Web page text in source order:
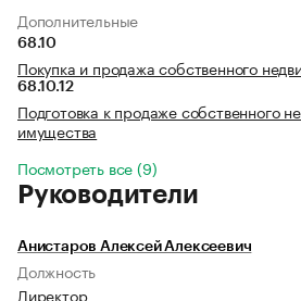
Дополнительные
68.10
Покупка и продажа собственного
68.10.12
Подготовка к продаже собственного
имущества
Посмотреть все (9)
Руководители
Анистаров Алексей Алексеевич
Должность
Директор